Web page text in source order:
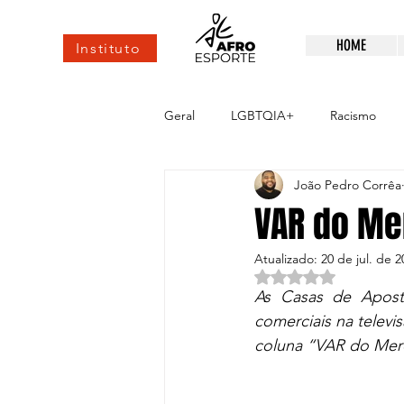
HOME
Instituto
Geral LGBTQIA+ Racismo
esportes de elite Alto
VAR do
João Pedro Corrêa
Atualizado: 20 de jul. de
Avaliado com
As Casas de
comerciais na
coluna “VAR do